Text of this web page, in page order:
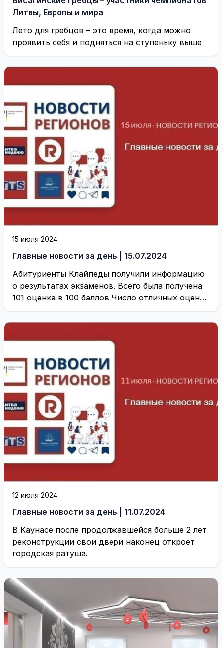
Литвы, Европы и мира
Лето для гребцов – это время, когда можно
проявить себя и подняться на ступеньку выше
15 июля 2024
Главные новости за день | 15.07.2024
Абитуриенты Клайпеды получили информацию
о результатах экзаменов. Всего была получена
101 оценка в 100 баллов Число отличных оценок
по литовскому ...
12 июля 2024
Главные новости за день | 11.07.2024
В Каунасе после продолжавшейся больше 2 лет
реконструкции свои двери наконец откроет
городская ратуша.